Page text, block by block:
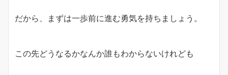
だから、まずは一歩前に進む勇気を持ちましょう。
この先どうなるかなんか誰もわからないけれども